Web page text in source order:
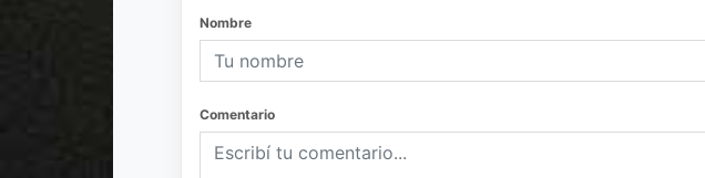
Nombre
Comentario